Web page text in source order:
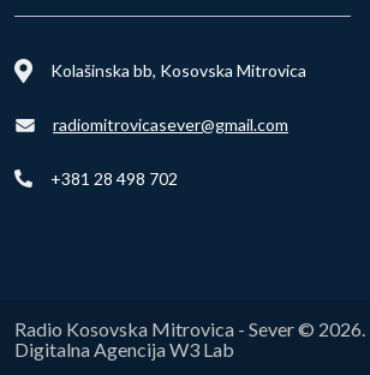
Kolašinska bb, Kosovska Mitrovica
radiomitrovicasever@gmail.com
+381 28 498 702
Radio Kosovska Mitrovica - Sever © 2026.
Digitalna Agencija W3 Lab